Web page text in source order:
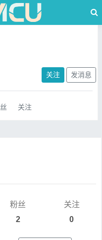
关注 发消息
关注
粉丝
2
关注
0